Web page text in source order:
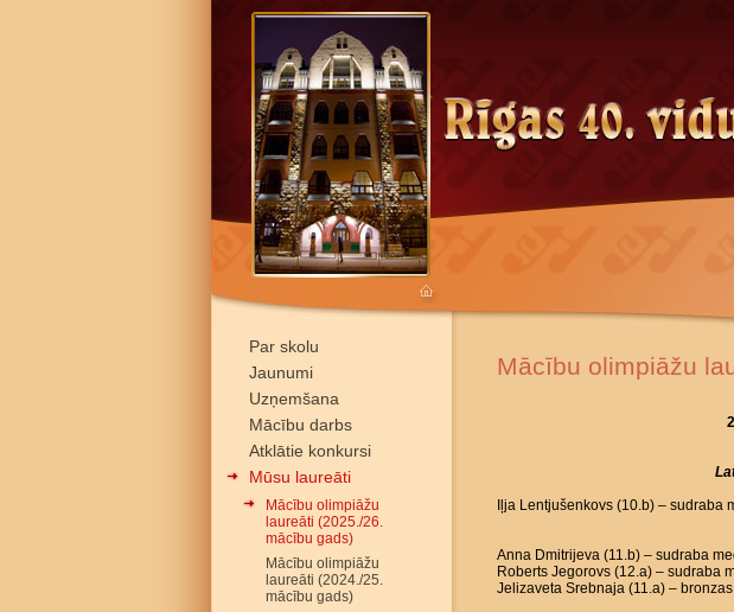
Par skolu
Jaunumi
Uzņemšana
Mācību darbs
Atklātie konkursi
Mūsu laureāti
Mācību olimpiāžu
laureāti (2025./26.
mācību gads)
Mācību olimpiāžu
laureāti (2024./25.
mācību gads)
Mācību olimpiāžu
Iļja Lentjušenkovs (10.b) – sudraba
Anna Dmitrijeva (11.b) – sudraba
Roberts Jegorovs (12.a) – sudraba
Jelizaveta Srebnaja (11.a) –